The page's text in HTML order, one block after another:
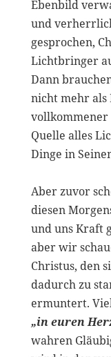
Ebenbild
und
gesprochen,
Lichtbringer
Dann
nicht mehr als
vollkommener
Quelle alles
Dinge in
Aber zuvor
diesen
und uns Kraft
aber wir
Christus, den
dadurch zu
ermuntert.
„in euren
wahren